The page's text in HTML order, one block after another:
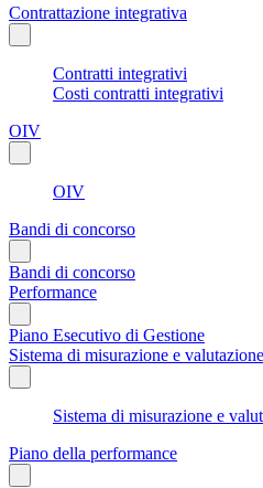
Contrattazione integrativa
Contratti integrativi
Costi contratti integrativi
OIV
OIV
Bandi di concorso
Bandi di concorso
Performance
Piano Esecutivo di Gestione
Sistema di misurazione e
Sistema di misurazione e
Piano della performance